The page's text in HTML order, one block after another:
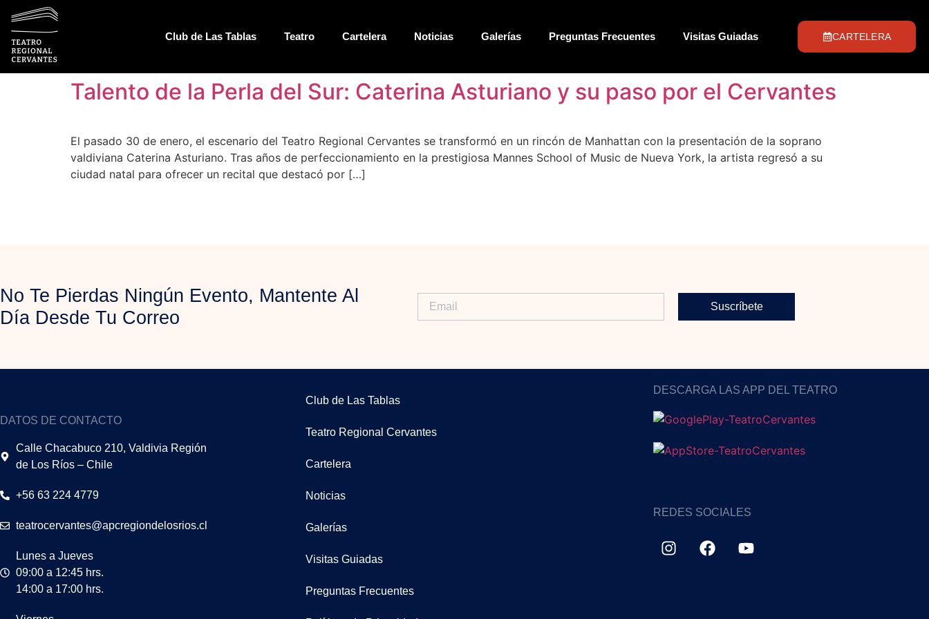
Club de Las Tablas Teatro Cartelera Noticias Galerías Preguntas Frecuentes Visitas Guiadas CARTELERA
Talento de la Perla del Sur: Caterina Asturiano y su paso por el Cervantes
El pasado 30 de enero, el escenario del Teatro Regional Cervantes se transformó en un rincón de Manhattan con la presentación de la soprano
valdiviana Caterina Asturiano. Tras años de perfeccionamiento en la prestigiosa Mannes School of Music de Nueva York, la artista regresó a su
ciudad natal para ofrecer un recital que destacó por […]
No Te Pierdas Ningún Evento, Mantente Al
Día Desde Tu Correo
Suscríbete
DATOS DE CONTACTO
Calle Chacabuco 210, Valdivia Región
de Los Ríos – Chile
+56 63 224 4779
teatrocervantes@apcregiondelosrios.cl
Lunes a Jueves
09:00 a 12:45 hrs.
14:00 a 17:00 hrs.
Club de Las Tablas
Teatro Regional Cervantes
Cartelera
Noticias
Galerías
Visitas Guiadas
Preguntas Frecuentes
DESCARGA LAS APP DEL TEATRO
REDES SOCIALES